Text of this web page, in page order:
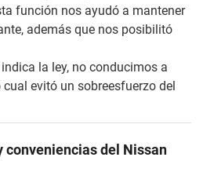
función nos ayudó a mantener
además que nos posibilitó
la ley, no conducimos a
evitó un sobreesfuerzo del
conveniencias del Nissan